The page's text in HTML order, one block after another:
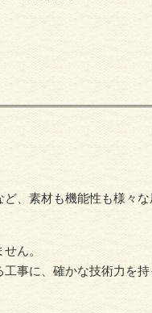
、素材も機能性も様々な
ん。
事に、確かな技術力を持